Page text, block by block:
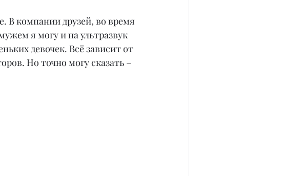
В компании друзей, во время
я могу и на ультразвук
девочек. Всё зависит от
Но точно могу сказать –